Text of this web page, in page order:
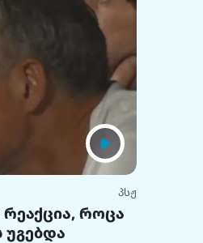
პსჟ
რეაქცია, როცა
უგებდა